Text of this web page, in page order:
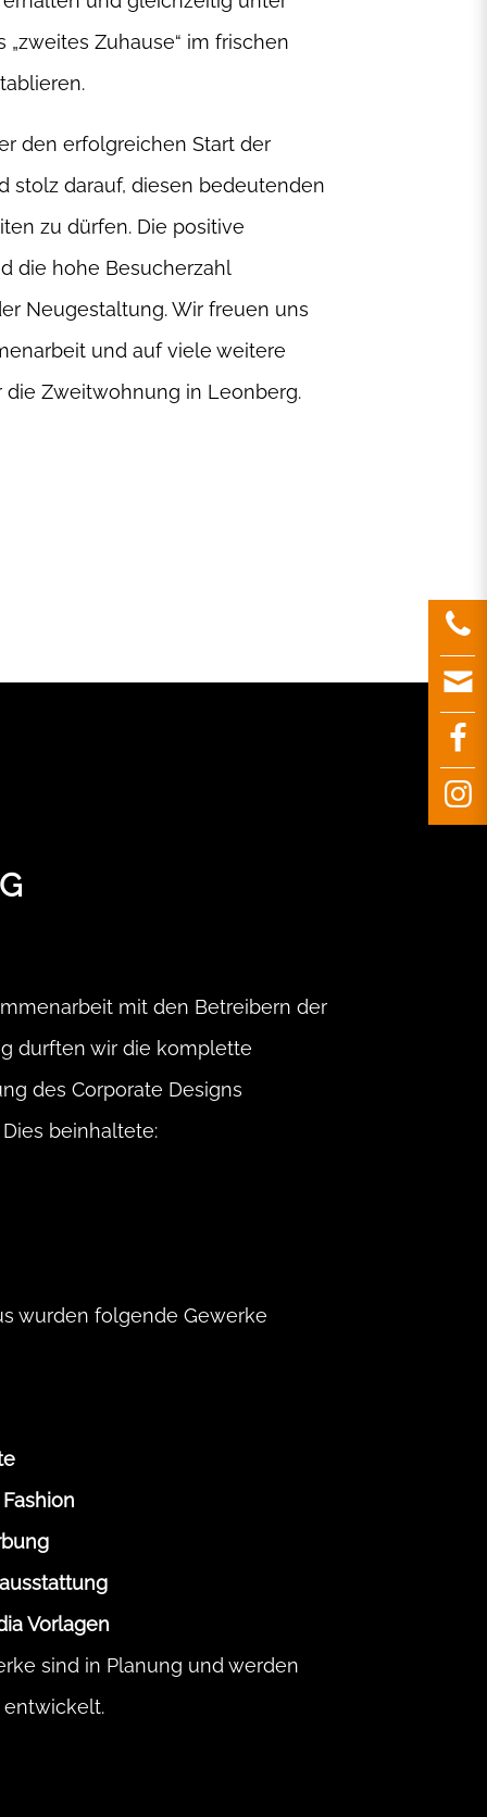
Zuhause“ im frischen
den erfolgreichen Start der
stolz darauf, diesen bedeutenden
zu dürfen. Die positive
die hohe Besucherzahl
Neugestaltung. Wir freuen uns
und auf viele weitere
Zweitwohnung in Leonberg.
mit den Betreibern der
durften wir die komplette
des Corporate Designs
beinhaltete:
wurden folgende Gewerke
Vorlagen
sind in Planung und werden